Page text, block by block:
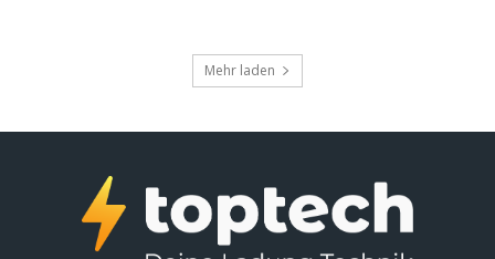
Mehr laden